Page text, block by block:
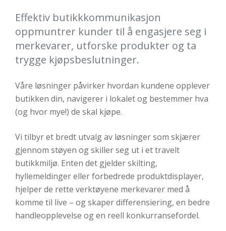
Effektiv butikkkommunikasjon
oppmuntrer kunder til å engasjere seg i
merkevarer, utforske produkter og ta
trygge kjøpsbeslutninger.
Våre løsninger påvirker hvordan kundene opplever
butikken din, navigerer i lokalet og bestemmer hva
(og hvor mye!) de skal kjøpe.
Vi tilbyr et bredt utvalg av løsninger som skjærer
gjennom støyen og skiller seg ut i et travelt
butikkmiljø. Enten det gjelder skilting,
hyllemeldinger eller forbedrede produktdisplayer,
hjelper de rette verktøyene merkevarer med å
komme til live – og skaper differensiering, en bedre
handleopplevelse og en reell konkurransefordel.